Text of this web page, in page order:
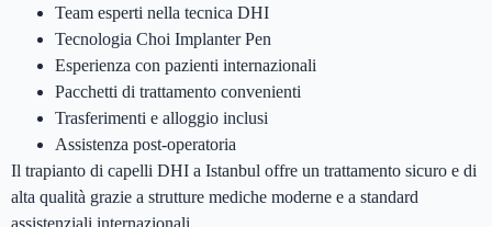
Team esperti nella tecnica DHI
Tecnologia Choi Implanter Pen
Esperienza con pazienti internazionali
Pacchetti di trattamento convenienti
Trasferimenti e alloggio inclusi
Assistenza post-operatoria
Il trapianto di capelli DHI a Istanbul offre un trattamento sicuro e di
alta qualità grazie a strutture mediche moderne e a standard